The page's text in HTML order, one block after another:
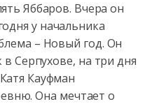
Яббаров. Вчера он
у начальника
– Новый год. Он
Серпухове, на три дня
Кауфман
Она мечтает о